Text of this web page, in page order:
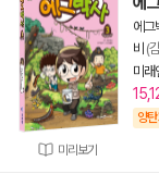
미리보기
에그
비 (
미래
양